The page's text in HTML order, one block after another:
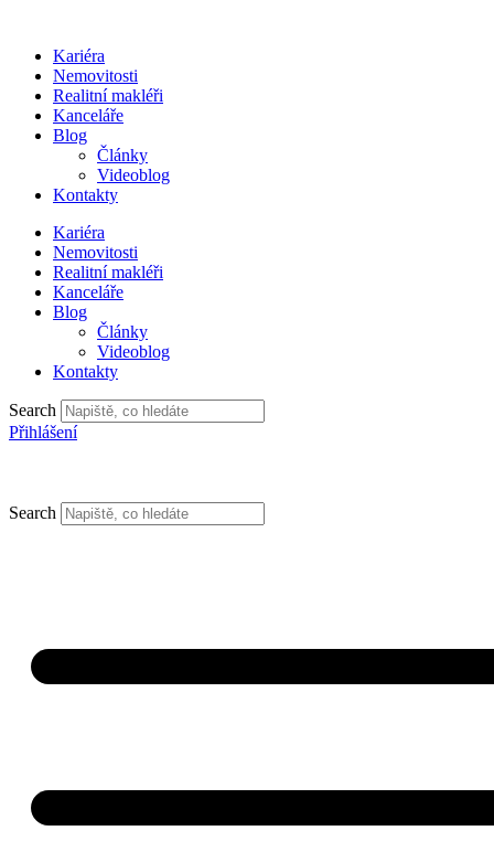
obsahuKariéra
Nemovitosti
Realitní makléři
Kanceláře
Blog
Články
Videoblog
Kontakty
Kariéra
Nemovitosti
Realitní makléři
Kanceláře
Blog
Články
Videoblog
Kontakty
Search
Přihlášení
Search